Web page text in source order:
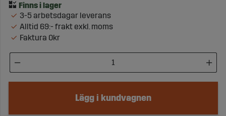
3-5 arbetsdagar leverans
Alltid 69:- frakt exkl. moms
Faktura 0kr
Lägg i kundvagnen